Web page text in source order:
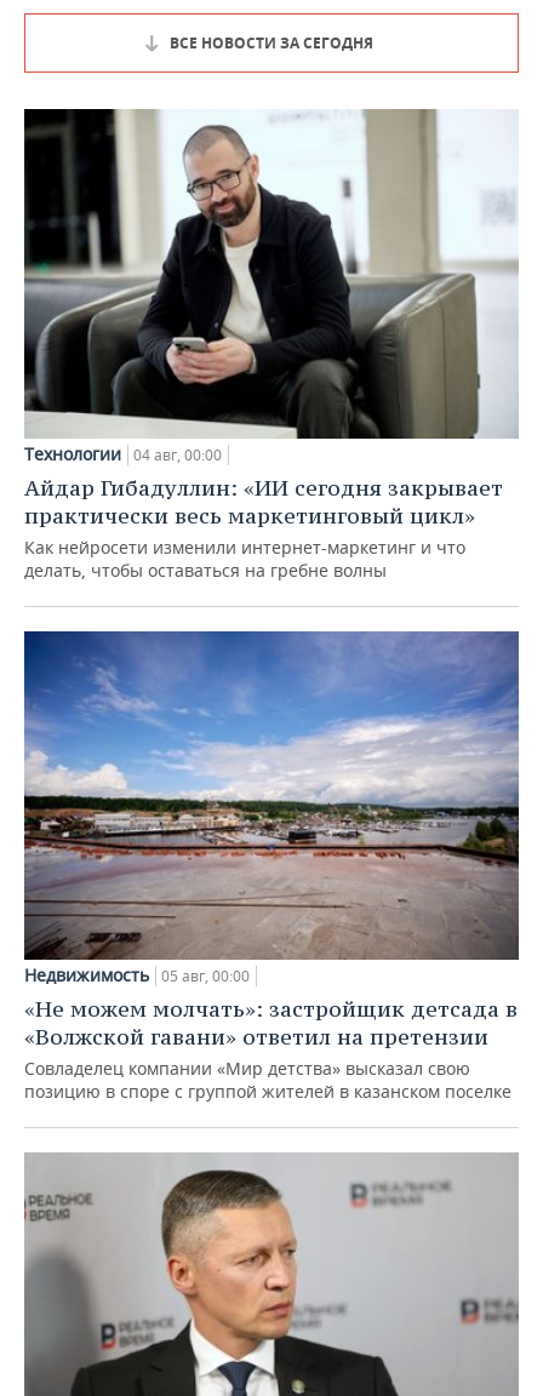
ВСЕ НОВОСТИ ЗА СЕГОДНЯ
Технологии 04 авг, 00:00
Айдар Гибадуллин: «ИИ сегодня закрывает
практически весь маркетинговый цикл»
Как нейросети изменили интернет-маркетинг и что
делать, чтобы оставаться на гребне волны
Недвижимость 05 авг, 00:00
«Не можем молчать»: застройщик детсада в
«Волжской гавани» ответил на претензии
Совладелец компании «Мир детства» высказал свою
позицию в споре с группой жителей в казанском поселке